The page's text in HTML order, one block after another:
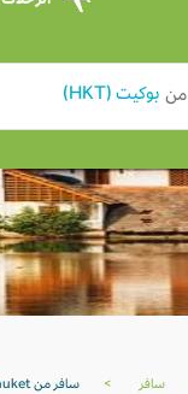
من
سافر > سافر من Phuket إلى Thiruvananthapuram 0